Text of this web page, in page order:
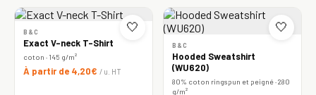
🤍
B&C
Exact V-neck T-Shirt
coton · 145 g/m²
À partir de 4,20€ / u. HT
🤍
B&C
Hooded Sweatshirt
(WU620)
80% coton ringspun et peigné · 280
g/m²